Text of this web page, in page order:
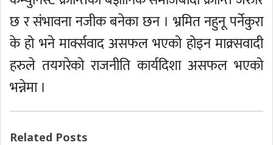
छ र संभावना नजीक बनेका छन । भ्रमित नहुनू पर्नेकुरा
के हो भने मार्क्सवाद असफल भएको होइन माक्र्सवादी
हरुले तयगरेको राजनीति कार्यदिशा असफल भएको
भन्नेमा ।
Related Posts